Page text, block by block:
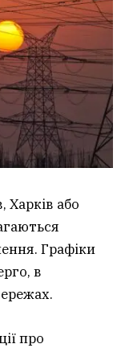
Харків або
Графіки
в
про